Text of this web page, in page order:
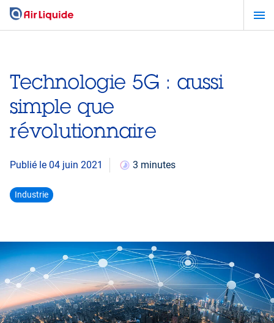
Aller
Technologie 5G : aussi
simple que
révolutionnaire
Publié le 04 juin 2021 3 minutes
Industrie